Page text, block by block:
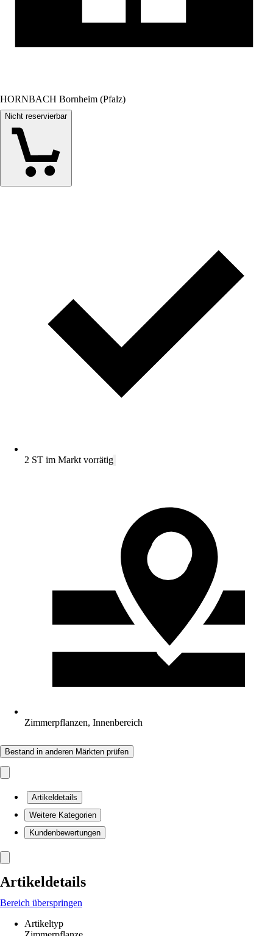
HORNBACH Bornheim (Pfalz)
Nicht reservierbar
2 ST im Markt vorrätig
Zimmerpflanzen, Innenbereich
Bestand in anderen Märkten prüfen
Artikeldetails
Weitere Kategorien
Kundenbewertungen
Artikeldetails
Bereich überspringen
Artikeltyp